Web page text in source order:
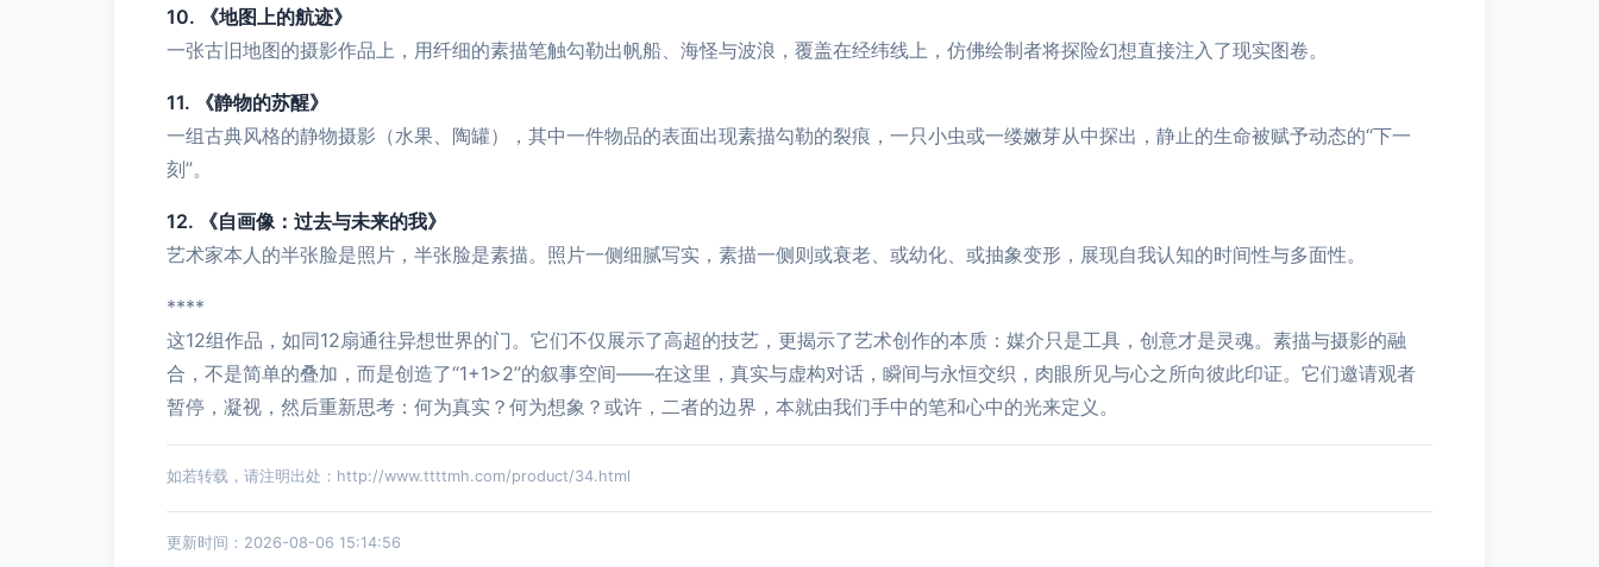
10. 《地图上的航迹》
一张古旧地图的摄影作品上，用纤细的素描笔触勾勒出帆船、海怪与波浪，覆盖在经纬线上，仿佛绘制者将探险幻想直接注入了现实图卷。
11. 《静物的苏醒》
一组古典风格的静物摄影（水果、陶罐），其中一件物品的表面出现素描勾勒的裂痕，一只小虫或一缕嫩芽从中探出，静止的生命被赋予动态的“下一
刻”。
12. 《自画像：过去与未来的我》
艺术家本人的半张脸是照片，半张脸是素描。照片一侧细腻写实，素描一侧则或衰老、或幼化、或抽象变形，展现自我认知的时间性与多面性。
****
这12组作品，如同12扇通往异想世界的门。它们不仅展示了高超的技艺，更揭示了艺术创作的本质：媒介只是工具，创意才是灵魂。素描与摄影的融
合，不是简单的叠加，而是创造了“1+1>2”的叙事空间——在这里，真实与虚构对话，瞬间与永恒交织，肉眼所见与心之所向彼此印证。它们邀请观者
暂停，凝视，然后重新思考：何为真实？何为想象？或许，二者的边界，本就由我们手中的笔和心中的光来定义。
如若转载，请注明出处：http://www.ttttmh.com/product/34.html
更新时间：2026-08-06 15:14:56